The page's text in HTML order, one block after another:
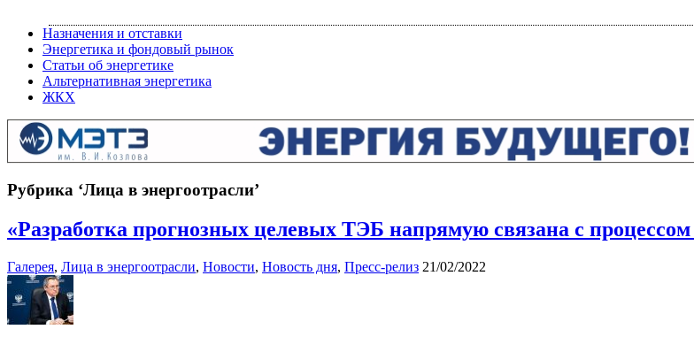
Назначения и отставки
Энергетика и фондовый рынок
Статьи об энергетике
Альтернативная энергетика
ЖКХ
Рубрика ‘Лица в энергоотрасли’
«Разработка прогнозных целевых ТЭБ напрямую связана с
Галерея, Лица в энергоотрасли, Новости, Новость дня, Пресс-релиз 21/02/2022